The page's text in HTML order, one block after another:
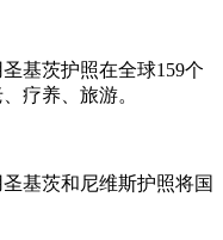
基茨护照在全球159个
疗养、旅游。
基茨和尼维斯护照将国